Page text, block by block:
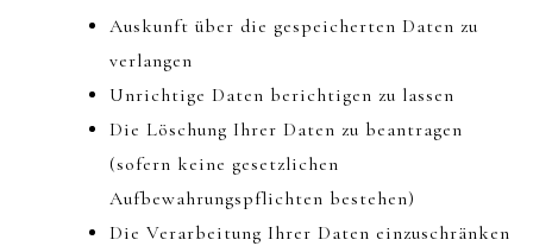
Auskunft über die gespeicherten Daten zu
verlangen
Unrichtige Daten berichtigen zu lassen
Die Löschung Ihrer Daten zu beantragen
(sofern keine gesetzlichen
Aufbewahrungspflichten bestehen)
Die Verarbeitung Ihrer Daten einzuschränken